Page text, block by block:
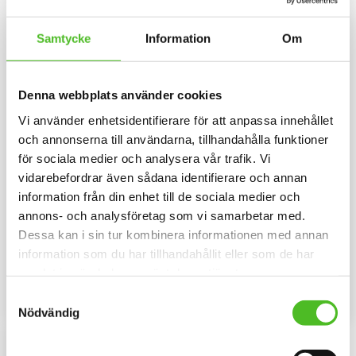
Samtycke Information Om
Denna webbplats använder cookies
Vi använder enhetsidentifierare för att anpassa innehållet
och annonserna till användarna, tillhandahålla funktioner
för sociala medier och analysera vår trafik. Vi
vidarebefordrar även sådana identifierare och annan
information från din enhet till de sociala medier och
annons- och analysföretag som vi samarbetar med.
Dessa kan i sin tur kombinera informationen med annan
information som du har tillhandahållit eller som de har
Nödvändig
Mössa med Welsh Corgi
Cardigan
Mössa i bomull/elastan med ett
Cardigan. Mössan finns i flera
Pannband med Welsh
Corgi Cardigan
Pannband i kraftig Bomull /
Elastan med ett siluettmotiv av
en Welsh Corgi Cardigan.
Lägg